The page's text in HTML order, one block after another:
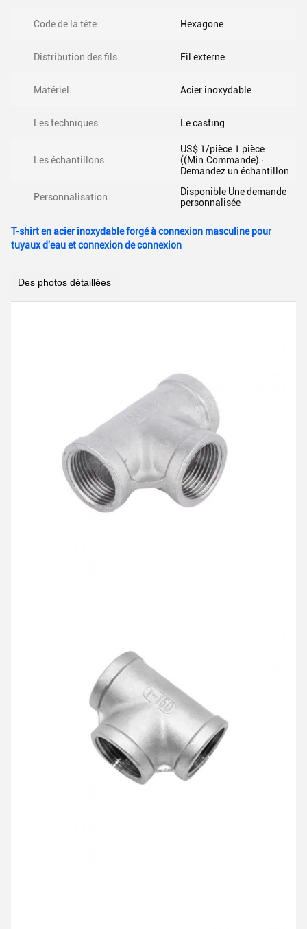
Code de la tête: Hexagone
Distribution des fils: Fil externe
Matériel: Acier inoxydable
Les techniques: Le casting
Les échantillons:
US$ 1/pièce 1 pièce
((Min.Commande) ∙
Demandez un échantillon
Personnalisation:
Disponible Une demande
personnalisée
T-shirt en acier inoxydable forgé à connexion masculine pour
tuyaux d'eau et connexion de connexion
Des photos détaillées